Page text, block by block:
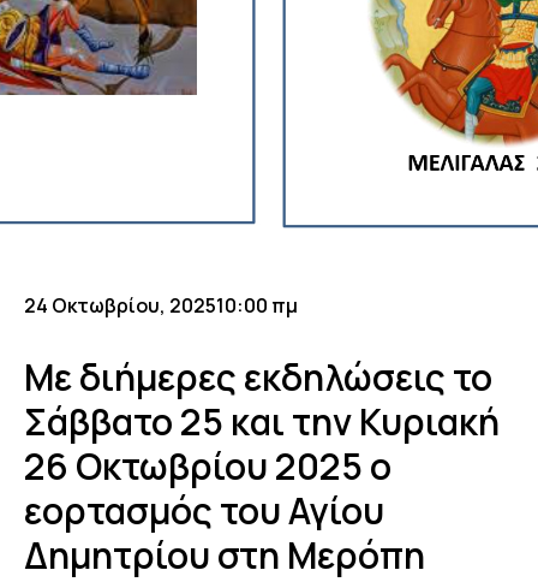
24 Οκτωβρίου, 202510:00 πμ
Με διήμερες εκδηλώσεις το
Σάββατο 25 και την Κυριακή
26 Οκτωβρίου 2025 ο
εορτασμός του Αγίου
Δημητρίου στη Μερόπη